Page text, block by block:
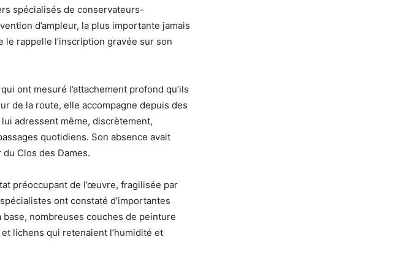
spécialisés de conservateurs-
d’ampleur, la plus importante jamais
rappelle l’inscription gravée sur son
ont mesuré l’attachement profond qu’ils
de la route, elle accompagne depuis des
adressent même, discrètement,
quotidiens. Son absence avait
Clos des Dames.
préoccupant de l’œuvre, fragilisée par
ont constaté d’importantes
nombreuses couches de peinture
lichens qui retenaient l’humidité et